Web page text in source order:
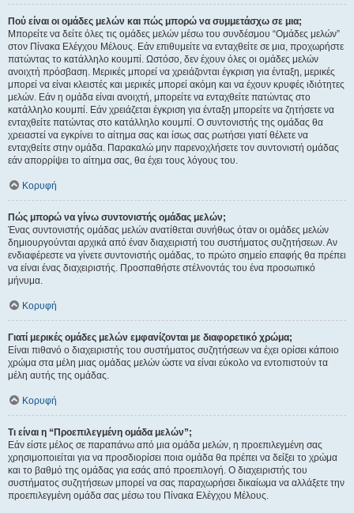
Πού είναι οι ομάδες μελών και πώς μπορώ να συμμετάσχω σε μια;
Μπορείτε να δείτε όλες τις ομάδες μελών μέσω του συνδέσμου “Ομάδες μελών”
στον Πίνακα Ελέγχου Μέλους. Εάν επιθυμείτε να ενταχθείτε σε μια, προχωρήστε
πατώντας το κατάλληλο κουμπί. Ωστόσο, δεν έχουν όλες οι ομάδες μελών
ανοιχτή πρόσβαση. Μερικές μπορεί να χρειάζονται έγκριση για ένταξη, μερικές
μπορεί να είναι κλειστές και μερικές μπορεί ακόμη και να έχουν κρυφές ιδιότητες
μελών. Εάν η ομάδα είναι ανοιχτή, μπορείτε να ενταχθείτε πατώντας στο
κατάλληλο κουμπί. Εάν χρειάζεται έγκριση για ένταξη μπορείτε να ζητήσετε να
ενταχθείτε πατώντας στο κατάλληλο κουμπί. Ο συντονιστής της ομάδας θα
χρειαστεί να εγκρίνει το αίτημα σας και ίσως σας ρωτήσει γιατί θέλετε να
ενταχθείτε στην ομάδα. Παρακαλώ μην παρενοχλήσετε τον συντονιστή ομάδας
εάν απορρίψει το αίτημα σας, θα έχει τους λόγους του.
Κορυφή
Πώς μπορώ να γίνω συντονιστής ομάδας μελών;
Ένας συντονιστής ομάδας μελών ανατίθεται συνήθως όταν οι ομάδες μελών
δημιουργούνται αρχικά από έναν διαχειριστή του συστήματος συζητήσεων. Αν
ενδιαφέρεστε να γίνετε συντονιστής ομάδας, το πρώτο σημείο επαφής θα πρέπει
να είναι ένας διαχειριστής. Προσπαθήστε στέλνοντάς του ένα προσωπικό
μήνυμα.
Κορυφή
Γιατί μερικές ομάδες μελών εμφανίζονται με διαφορετικό χρώμα;
Είναι πιθανό ο διαχειριστής του συστήματος συζητήσεων να έχει ορίσει κάποιο
χρώμα στα μέλη μιας ομάδας μελών ώστε να είναι εύκολο να εντοπιστούν τα
μέλη αυτής της ομάδας.
Κορυφή
Τι είναι η “Προεπιλεγμένη ομάδα μελών”;
Εάν είστε μέλος σε παραπάνω από μια ομάδα μελών, η προεπιλεγμένη σας
χρησιμοποιείται για να προσδιορίσει ποια ομάδα θα πρέπει να δείξει το χρώμα
και το βαθμό της ομάδας για εσάς από προεπιλογή. Ο διαχειριστής του
συστήματος συζητήσεων μπορεί να σας παραχωρήσει δικαίωμα να αλλάξετε την
προεπιλεγμένη ομάδα σας μέσω του Πίνακα Ελέγχου Μέλους.